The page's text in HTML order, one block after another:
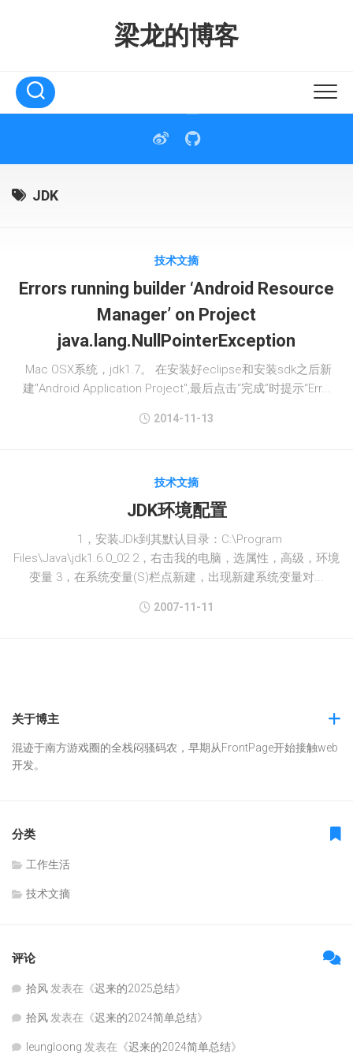
梁龙的博客
JDK
技术文摘
Errors running builder ‘Android Resource
Manager’ on Project
java.lang.NullPointerException
Mac OSX系统，jdk1.7。 在安装好eclipse和安装sdk之后新
建"Android Application Project",最后点击“完成”时提示“Err...
2014-11-13
技术文摘
JDK环境配置
1，安装JDk到其默认目录：C:\Program
Files\Java\jdk1.6.0_02 2，右击我的电脑，选属性，高级，环境
变量 3，在系统变量(S)栏点新建，出现新建系统变量对...
2007-11-11
关于博主
混迹于南方游戏圈的全栈闷骚码农，早期从FrontPage开始接触web
开发。
分类
工作生活
技术文摘
评论
拾风 发表在《迟来的2025总结》
拾风 发表在《迟来的2024简单总结》
leungloong 发表在《迟来的2024简单总结》